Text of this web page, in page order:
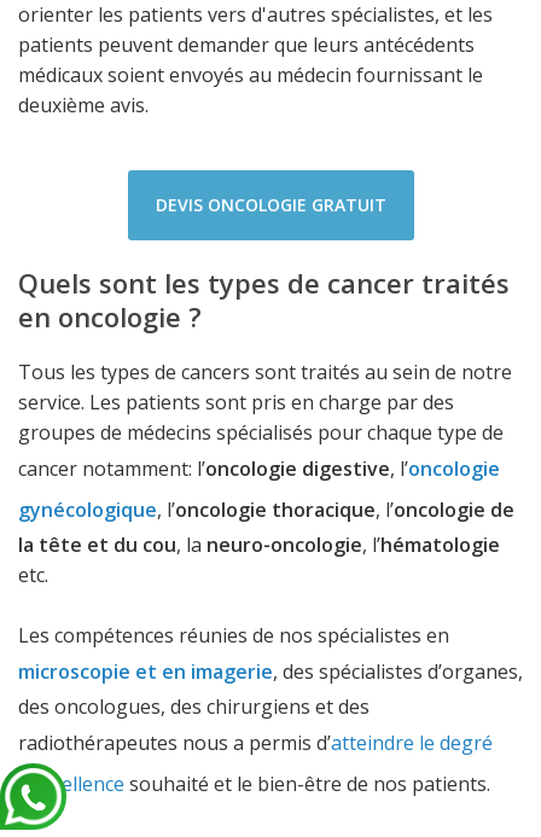
orienter les patients vers d'autres spécialistes, et les
patients peuvent demander que leurs antécédents
médicaux soient envoyés au médecin fournissant le
deuxième avis.
DEVIS ONCOLOGIE GRATUIT
Quels sont les types de cancer traités
en oncologie ?
Tous les types de cancers sont traités au sein de notre
service. Les patients sont pris en charge par des
groupes de médecins spécialisés pour chaque type de
cancer notamment: l’oncologie digestive, l’oncologie
gynécologique, l’oncologie thoracique, l’oncologie de
la tête et du cou, la neuro-oncologie, l’hématologie
etc.
Les compétences réunies de nos spécialistes en
microscopie et en imagerie, des spécialistes d’organes,
des oncologues, des chirurgiens et des
radiothérapeutes nous a permis d’atteindre le degré
d’excellence souhaité et le bien-être de nos patients.